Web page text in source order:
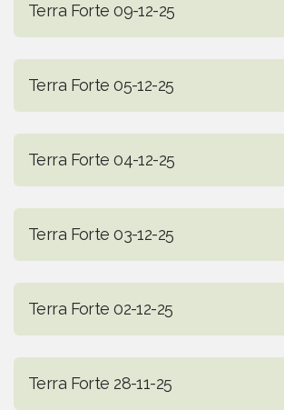
Terra Forte 09-12-25
Terra Forte 05-12-25
Terra Forte 04-12-25
Terra Forte 03-12-25
Terra Forte 02-12-25
Terra Forte 28-11-25